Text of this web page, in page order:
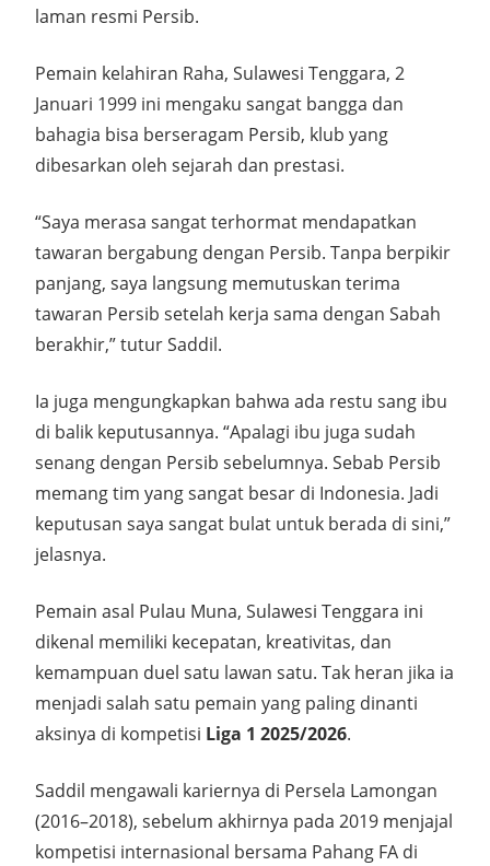
laman resmi Persib.
Pemain kelahiran Raha, Sulawesi Tenggara, 2
Januari 1999 ini mengaku sangat bangga dan
bahagia bisa berseragam Persib, klub yang
dibesarkan oleh sejarah dan prestasi.
“Saya merasa sangat terhormat mendapatkan
tawaran bergabung dengan Persib. Tanpa berpikir
panjang, saya langsung memutuskan terima
tawaran Persib setelah kerja sama dengan Sabah
berakhir,” tutur Saddil.
Ia juga mengungkapkan bahwa ada restu sang ibu
di balik keputusannya. “Apalagi ibu juga sudah
senang dengan Persib sebelumnya. Sebab Persib
memang tim yang sangat besar di Indonesia. Jadi
keputusan saya sangat bulat untuk berada di sini,”
jelasnya.
Pemain asal Pulau Muna, Sulawesi Tenggara ini
dikenal memiliki kecepatan, kreativitas, dan
kemampuan duel satu lawan satu. Tak heran jika ia
menjadi salah satu pemain yang paling dinanti
aksinya di kompetisi Liga 1 2025/2026.
Saddil mengawali kariernya di Persela Lamongan
(2016–2018), sebelum akhirnya pada 2019 menjajal
kompetisi internasional bersama Pahang FA di